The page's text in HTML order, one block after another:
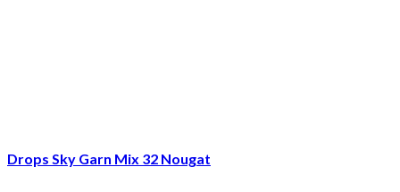
Drops Sky Garn Mix 32 Nougat